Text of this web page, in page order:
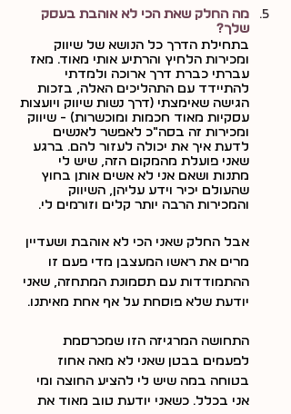
מה החלק שאת הכי לא אוהבת בעסק
שלך?
בתחילת הדרך כל הנושא של שיווק
ומכירות הלחיץ והרתיע אותי מאוד. מאז
עברתי כברת דרך ארוכה ולמדתי
להתיידד עם התהליכים האלה, בזכות
הגישה שאימצתי (דרך נשות שיווק ויועצות
עסקיות מאוד חכמות ומוכשרות) - שיווק
ומכירות זה בסה"כ לאפשר לאנשים
לדעת איך את יכולה לעזור להם. ברגע
שאני פועלת מהמקום הזה, שיש לי
מתנות ושאם אני לא אשים אותן בחוץ
שהעולם יכיר וידע עליהן, השיווק
והמכירות הרבה יותר קלים וזורמים לי.
אבל החלק שאני הכי לא אוהבת ושעדיין
מרים את ראשו המעצבן מדי פעם זו
ההתמודדות עם תסמונת המתחזה, שאני
יודעת שלא פוסחת על אף אחת מאיתנו.
התחושה המרגיזה הזו שמכרסמת
לפעמים בבטן שאני לא מאה אחוז
בטוחה במה שיש לי להציע החוצה ומי
אני בכלל… כשאני יודעת טוב מאוד את